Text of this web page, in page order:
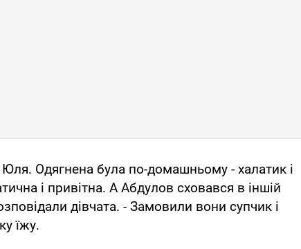
Одягнена була по-домашньому - халатик і
і привітна. А Абдулов сховався в іншій
дівчата. - Замовили вони супчик і
їжу.